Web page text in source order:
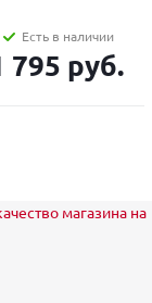
Есть в наличии
795 руб.